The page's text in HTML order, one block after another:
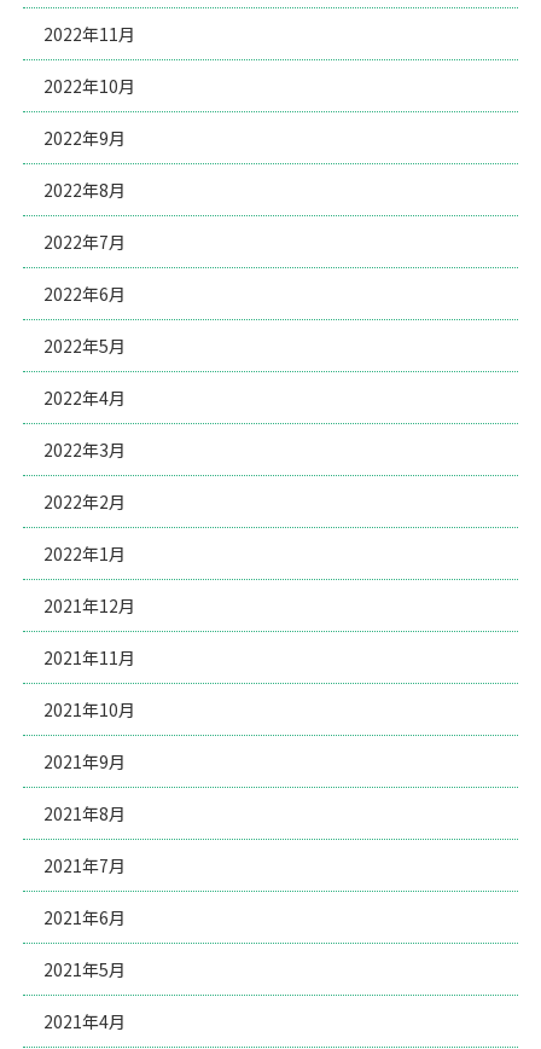
2022年11月
2022年10月
2022年9月
2022年8月
2022年7月
2022年6月
2022年5月
2022年4月
2022年3月
2022年2月
2022年1月
2021年12月
2021年11月
2021年10月
2021年9月
2021年8月
2021年7月
2021年6月
2021年5月
2021年4月